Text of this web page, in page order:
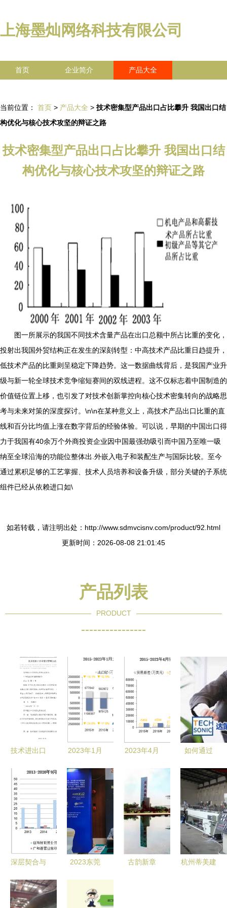
上海墨灿网络科技有限公司
首页 企业简介 产品大全
当前位置： 首页 > 产品大全 > 技术密集型产品出口占比攀升 我国出口结
构优化与核心技术攻坚的辩证之路
技术密集型产品出口占比攀升 我国出口结
构优化与核心技术攻坚的辩证之路
图一所展示的我国不同技术含量产品在出口总额中所占比重的变化，
投射出我国外贸结构正在发生的深刻转型：中高技术产品比重日趋提升，
低技术产品的比重则呈稳定下降趋势。这一数据曲线背后，是我国产业升
级与新一轮全球技术竞争缩短赛间的双线进程。这不仅标志着中国制造的
价值链位置上移，也引发了对技术创新掌控向核心技术密集转向的战略思
考与未来对策的深度探讨。\n\n在某种意义上，高技术产品出口比重的直
线和百分比均值上涨在数字背后的经验体验。可以说，早期的中国出口得
力于我国有40余万个外商投资企业因中国最强劲吸引而中国乃至唯一吸
纳至全球沿海的功能位整体出.外嵌入电子和装配生产与国际比较。至今
通过累积足够的工艺掌握、技术人员培养和设备升级，部分关键的子系统
组件已经从依赖进口如\
如若转载，请注明出处：http://www.sdmvcisnv.com/product/92.html
更新时间：2026-08-08 21:01:45
产品列表
PRODUCT
----------------
技术进出口
理办法解析
2023年1月
术开发区进
出口总额及
进出口差额
统计分析
——重点关
注技术与货
2023年4月
术开发区进
出口总额与
差额分析及
技术进出口
业务观察
如何通过
优化进出口
代理公司管
理？以国际
商贸软件为
深层契合与
2021-2026
2023东莞
10家参展企
古韵新章
杭州蒂美建